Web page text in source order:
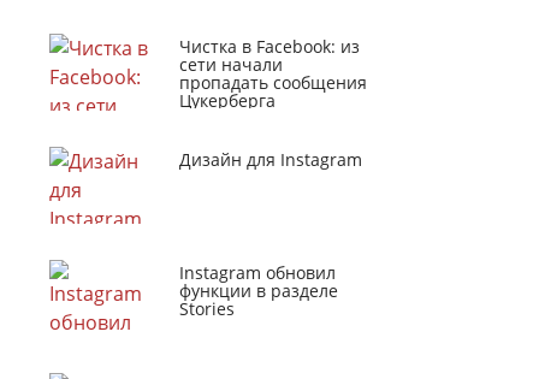
Чистка в Facebook: из
сети начали
пропадать сообщения
Цукерберга
Дизайн для Instagram
Instagram обновил
функции в разделе
Stories